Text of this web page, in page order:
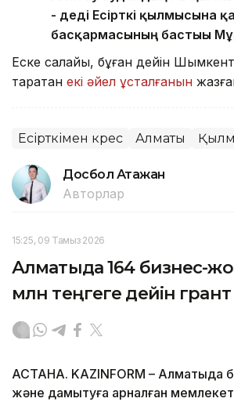
- деді Есірткі қылмысына
басқармасының бастығы
Еске салайық, бұған дейін
таратқан екі әйел ұсталғанын
Есірткімен күрес Алматы
Досбол Атажан
Авторлар
15:25, 09 Тамыз 2026
Алматыда 164 бизнес-
млн теңгеге дейін грант
АСТАНА. KAZINFORM – Алматыда
және дамытуға арналған